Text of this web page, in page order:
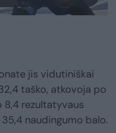
jis vidutiniškai
taško, atkovoja po
8,4 rezultatyvaus
naudingumo balo.